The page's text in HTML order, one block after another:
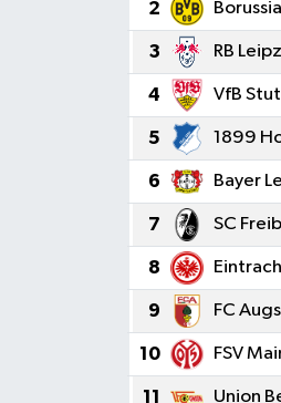
2
3 RB
4 VfB
5 1899
6 Bayer
7 SC
8
9 FC
10 FSV
11 Union